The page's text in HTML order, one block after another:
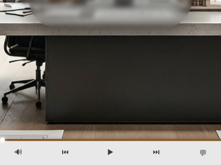
🔊 ⏮️ ▶️ ⏭️ 💬